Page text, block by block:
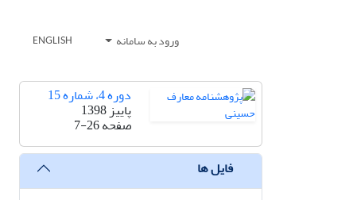
ورود به سامانه ENGLISH
دوره 4، شماره 15
پاییز 1398
صفحه7-26
فایل ها